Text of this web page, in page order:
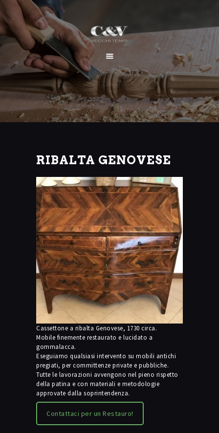
HOME
CHI SIAMO
SERVIZI
I NOSTRI LAVORI
CONTATTI
RIBALTA GENOVESE
Cassettone a ribalta Genovese, 1730 circa.
Mobile finemente restaurato e lucidato a
gommalacca.
Eseguiamo qualsiasi intervento su mobili antichi
pregiati, per committenze private e pubbliche.
Tutte le lavorazioni avvengono nel pieno rispetto
della patina e con materiali e metodologie
approvate dalla soprintendenza.
Contattaci per un Restauro!